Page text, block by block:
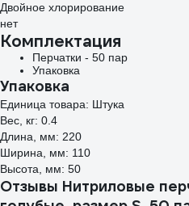
Двойное хлорирование
нет
Комплектация
Перчатки - 50 пар
Упаковка
Упаковка
Единица товара: Штука
Вес, кг: 0.4
Длина, мм: 220
Ширина, мм: 110
Высота, мм: 50
Отзывы Нитриловые